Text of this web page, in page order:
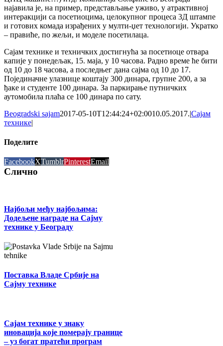
најавила је, на пример, представљање уживо, у атрактивној
интеракцији са посетиоцима, целокупног процеса 3Д штампе
и готових комада израђених у мулти-џет технологији. Укратко
– правиће, по жељи, и моделе посетилаца.
Сајам технике и техничких достигнућа за посетиоце отвара
капије у понедељак, 15. маја, у 10 часова. Радно време ће бити
од 10 до 18 часова, а последњег дана сајма од 10 до 17.
Појединачне улазнице коштају 300 динара, групне 200, а за
ђаке и студенте 100 динара. За паркирање путничких
аутомобила плаћа се 100 динара по сату.
Beogradski sajam2017-05-10T12:44:24+02:0010.05.2017.|Сајам
технике|
Поделите
FacebookXTumblrPinterestEmail
Слично
Најбољи међу најбољима:
Додељене награде на Сајму
технике у Београду
Поставка Владе Србије на
Сајму технике
Сајам технике у знаку
иновација које померају границе
– уз богат пратећи програм